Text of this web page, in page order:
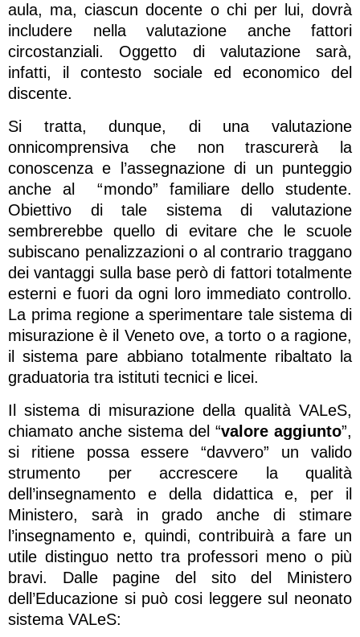
aula, ma, ciascun docente o chi per lui, dovrà
includere nella valutazione anche fattori
circostanziali. Oggetto di valutazione sarà,
infatti, il contesto sociale ed economico del
discente.
Si tratta, dunque, di una valutazione
onnicomprensiva che non trascurerà la
conoscenza e l’assegnazione di un punteggio
anche al “mondo” familiare dello studente.
Obiettivo di tale sistema di valutazione
sembrerebbe quello di evitare che le scuole
subiscano penalizzazioni o al contrario traggano
dei vantaggi sulla base però di fattori totalmente
esterni e fuori da ogni loro immediato controllo.
La prima regione a sperimentare tale sistema di
misurazione è il Veneto ove, a torto o a ragione,
il sistema pare abbiano totalmente ribaltato la
graduatoria tra istituti tecnici e licei.
Il sistema di misurazione della qualità VALeS,
chiamato anche sistema del “valore aggiunto”,
si ritiene possa essere “davvero” un valido
strumento per accrescere la qualità
dell’insegnamento e della didattica e, per il
Ministero, sarà in grado anche di stimare
l’insegnamento e, quindi, contribuirà a fare un
utile distinguo netto tra professori meno o più
bravi. Dalle pagine del sito del Ministero
dell’Educazione si può cosi leggere sul neonato
sistema VALeS: